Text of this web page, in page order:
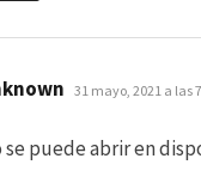
dice:
31 mayo, 2021 a las
se puede abrir en